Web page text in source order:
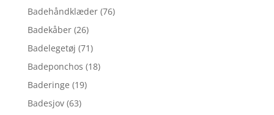
Badehåndklæder (76)
Badekåber (26)
Badelegetøj (71)
Badeponchos (18)
Baderinge (19)
Badesjov (63)